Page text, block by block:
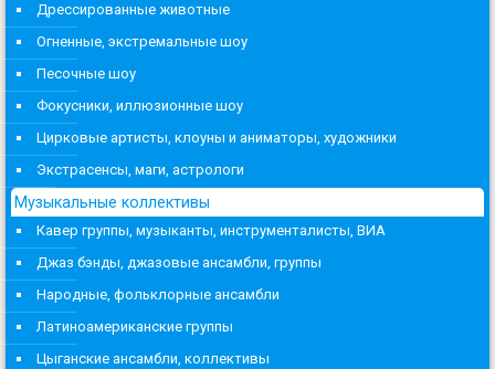
Дрессированные животные
Огненные, экстремальные шоу
Песочные шоу
Фокусники, иллюзионные шоу
Цирковые артисты, клоуны и аниматоры, художники
Экстрасенсы, маги, астрологи
Музыкальные коллективы
Кавер группы, музыканты, инструменталисты, ВИА
Джаз бэнды, джазовые ансамбли, группы
Народные, фольклорные ансамбли
Латиноамериканские группы
Цыганские ансамбли, коллективы